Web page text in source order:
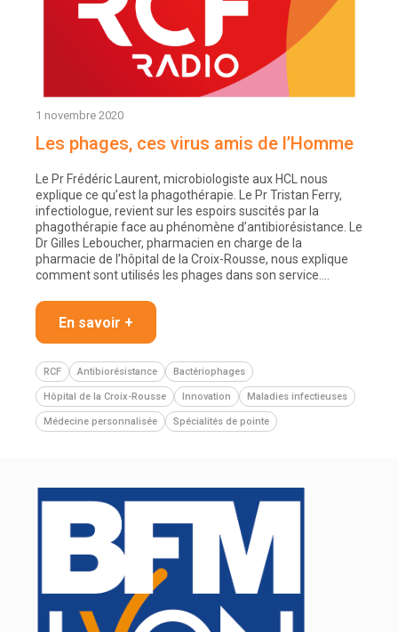
1 novembre 2020
Les phages, ces virus amis de l’Homme
Le Pr Frédéric Laurent, microbiologiste aux HCL nous
explique ce qu’est la phagothérapie. Le Pr Tristan Ferry,
infectiologue, revient sur les espoirs suscités par la
phagothérapie face au phénomène d’antibiorésistance. Le
Dr Gilles Leboucher, pharmacien en charge de la
pharmacie de l’hôpital de la Croix-Rousse, nous explique
comment sont utilisés les phages dans son service.…
En savoir +
RCF Antibiorésistance Bactériophages
Hôpital de la Croix-Rousse Innovation Maladies infectieuses
Médecine personnalisée Spécialités de pointe